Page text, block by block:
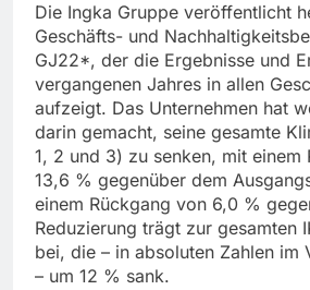
Die Ingka Gruppe veröffentlicht
Geschäfts- und
GJ22*, der die Ergebnisse und
vergangenen Jahres in allen
aufzeigt. Das Unternehmen hat
darin gemacht, seine gesamte
1, 2 und 3) zu senken, mit einem
13,6 % gegenüber dem
einem Rückgang von 6,0 %
Reduzierung trägt zur gesamten
bei, die – in absoluten Zahlen im
– um 12 % sank.